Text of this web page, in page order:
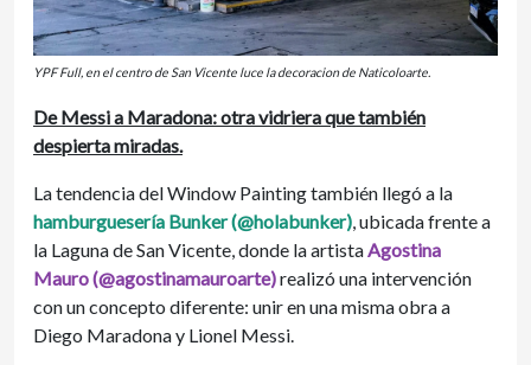
YPF Full, en el centro de San Vicente luce la decoracion de Naticoloarte.
De Messi a Maradona: otra vidriera que también
despierta miradas.
La tendencia del Window Painting también llegó a la
hamburguesería Bunker (@holabunker), ubicada frente a
la Laguna de San Vicente, donde la artistaAgostina
Mauro (@agostinamauroarte)realizó una intervención
con un concepto diferente: unir en una misma obra a
Diego Maradona y Lionel Messi.